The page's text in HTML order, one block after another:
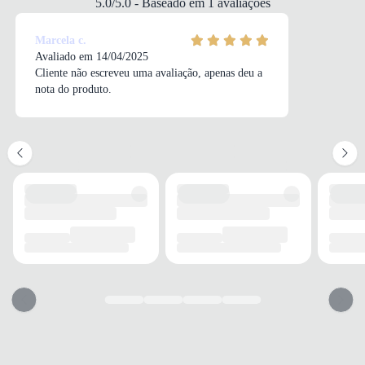
Plataforma
Sem salto
MATERIAL
Borracha reciclável
ADERÊNCIA
TIPO
POSIÇÃO
Frontal
5.0/5.0 - Baseado em 1 avaliações
Marcela c.
Avaliado em 14/04/2025
Cliente não escreveu uma avaliação, apenas deu a
nota do produto.